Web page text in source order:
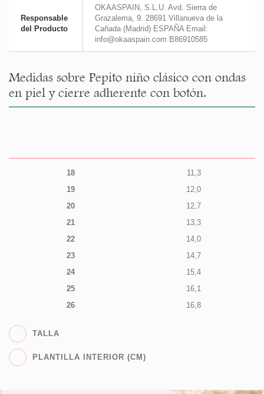
Responsable
del Producto
OKAASPAIN, S.L.U. Avd. Sierra de
Grazalema, 9. 28691 Villanueva de la
Cañada (Madrid) ESPAÑA Email:
info@okaaspain.com B86910585
Medidas sobre Pepito niño clásico con ondas
en piel y cierre adherente con botón.
18
11,3
19
12,0
20
12,7
21
13,3
22
14,0
23
14,7
24
15,4
25
16,1
26
16,8
TALLA
PLANTILLA INTERIOR (CM)